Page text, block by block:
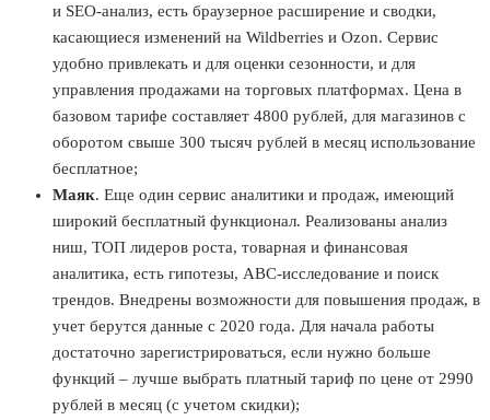
и SEO-анализ, есть браузерное расширение и сводки,
касающиеся изменений на Wildberries и Ozon. Сервис
удобно привлекать и для оценки сезонности, и для
управления продажами на торговых платформах. Цена в
базовом тарифе составляет 4800 рублей, для магазинов с
оборотом свыше 300 тысяч рублей в месяц использование
бесплатное;
Маяк. Еще один сервис аналитики и продаж, имеющий
широкий бесплатный функционал. Реализованы анализ
ниш, ТОП лидеров роста, товарная и финансовая
аналитика, есть гипотезы, ABC-исследование и поиск
трендов. Внедрены возможности для повышения продаж, в
учет берутся данные с 2020 года. Для начала работы
достаточно зарегистрироваться, если нужно больше
функций – лучше выбрать платный тариф по цене от 2990
рублей в месяц (с учетом скидки);